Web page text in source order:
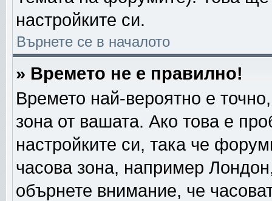
настройките си.
Върнете се в началото
» Времето не е правилно!
Времето най-вероятно е
зона от вашата. Ако това е
настройките си, така че
часова зона, например
обърнете внимание, че